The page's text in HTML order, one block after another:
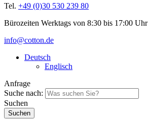
Tel. +49 (0)30 530 239 80
Bürozeiten Werktags von 8:30 bis 17:00 Uhr
info@cotton.de
Deutsch
Englisch
Anfrage
Suche nach:
Suchen